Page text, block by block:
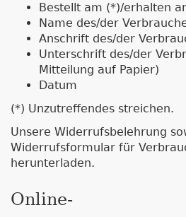
Bestellt am (*)/erhalten
Name des/der
Anschrift des/der
Unterschrift des/der
Mitteilung auf Papier)
Datum
(*) Unzutreffendes streichen.
Unsere Widerrufsbelehrung
Widerrufsformular für
herunterladen.
Online-